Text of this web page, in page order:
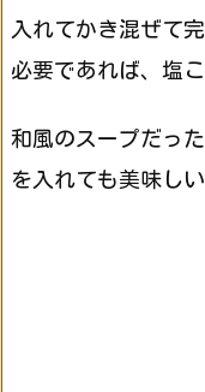
入れてかき混ぜて完
必要であれば、塩
和風のスープだっ
を入れても美味し